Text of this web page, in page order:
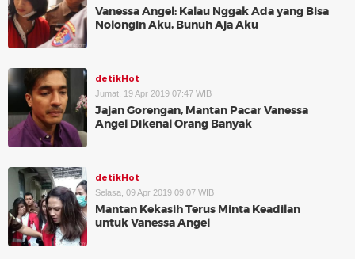
Vanessa Angel: Kalau Nggak Ada yang Bisa
Nolongin Aku, Bunuh Aja Aku
detikHot
Jumat, 19 Apr 2019 07:47 WIB
Jajan Gorengan, Mantan Pacar Vanessa
Angel Dikenal Orang Banyak
detikHot
Selasa, 09 Apr 2019 09:07 WIB
Mantan Kekasih Terus Minta Keadilan
untuk Vanessa Angel